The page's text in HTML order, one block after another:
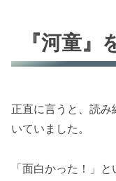
『河童
正直に言うと、読
いていました。
「面白かった！」